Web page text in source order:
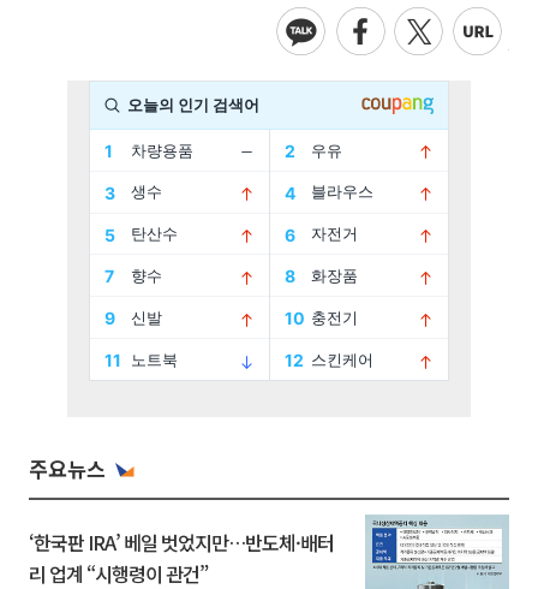
주요뉴스
‘한국판 IRA’ 베일 벗었지만…반도체·배터
리 업계 “시행령이 관건”